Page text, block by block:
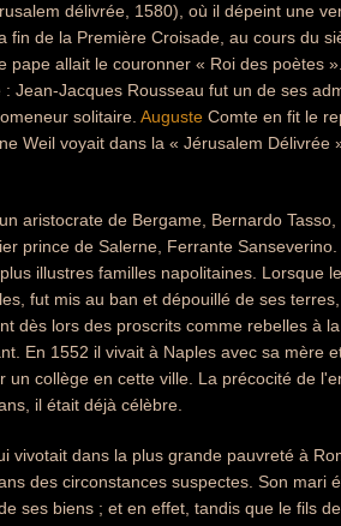
délivrée, 1580), où il dépeint une
fin de la Première Croisade, au cours du
pape allait le couronner « Roi des poètes
Jean-Jacques Rousseau fut un de ses
solitaire. Auguste Comte en fit le
Weil voyait dans la « Jérusalem
aristocrate de Bergame, Bernardo
prince de Salerne, Ferrante
illustres familles napolitaines. Lorsque
fut mis au ban et dépouillé de ses
dès lors des proscrits comme rebelles à
En 1552 il vivait à Naples avec sa mère
un collège en cette ville. La précocité de
il était déjà célèbre.
vivotait dans la plus grande pauvreté à
des circonstances suspectes. Son mari
ses biens ; et en effet, tandis que le fils